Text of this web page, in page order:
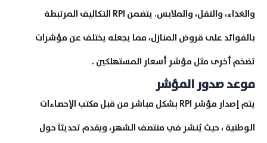
والغذاء، والنقل، والملابس. يتضمن RPI التكاليف المرتبطة
بالفوائد على قروض المنازل، مما يجعله يختلف عن مؤشرات
تضخم أخرى مثل مؤشر أسعار المستهلكين .
موعد صدور المؤشر
يتم إصدار مؤشر RPI بشكل مباشر من قبل مكتب الإحصاءات
الوطنية ، حيث يُنشر في منتصف الشهر، ويقدم تحديثاً حول